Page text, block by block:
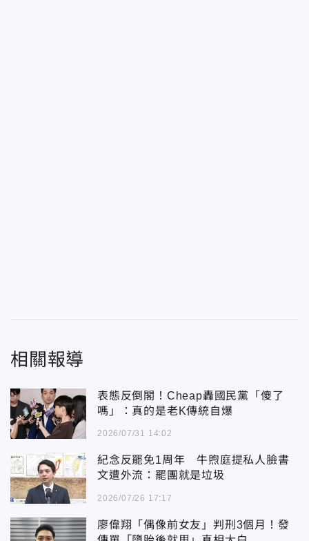
相關報導
表態反倒閣！Cheap轟國民黨「傻了
嗎」：真的是老K傳統自爆
2026/07/31 14:02
紀念反罷免1周年 牛煦庭提私人臉書
文遭外流：罷團就是垃圾
2026/07/26 17:17
廖偉翔「偶像前女友」判刑3個月！發